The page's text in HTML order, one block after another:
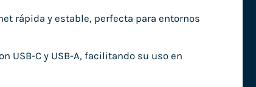
rápida y estable, perfecta para entornos
USB-C y USB-A, facilitando su uso en